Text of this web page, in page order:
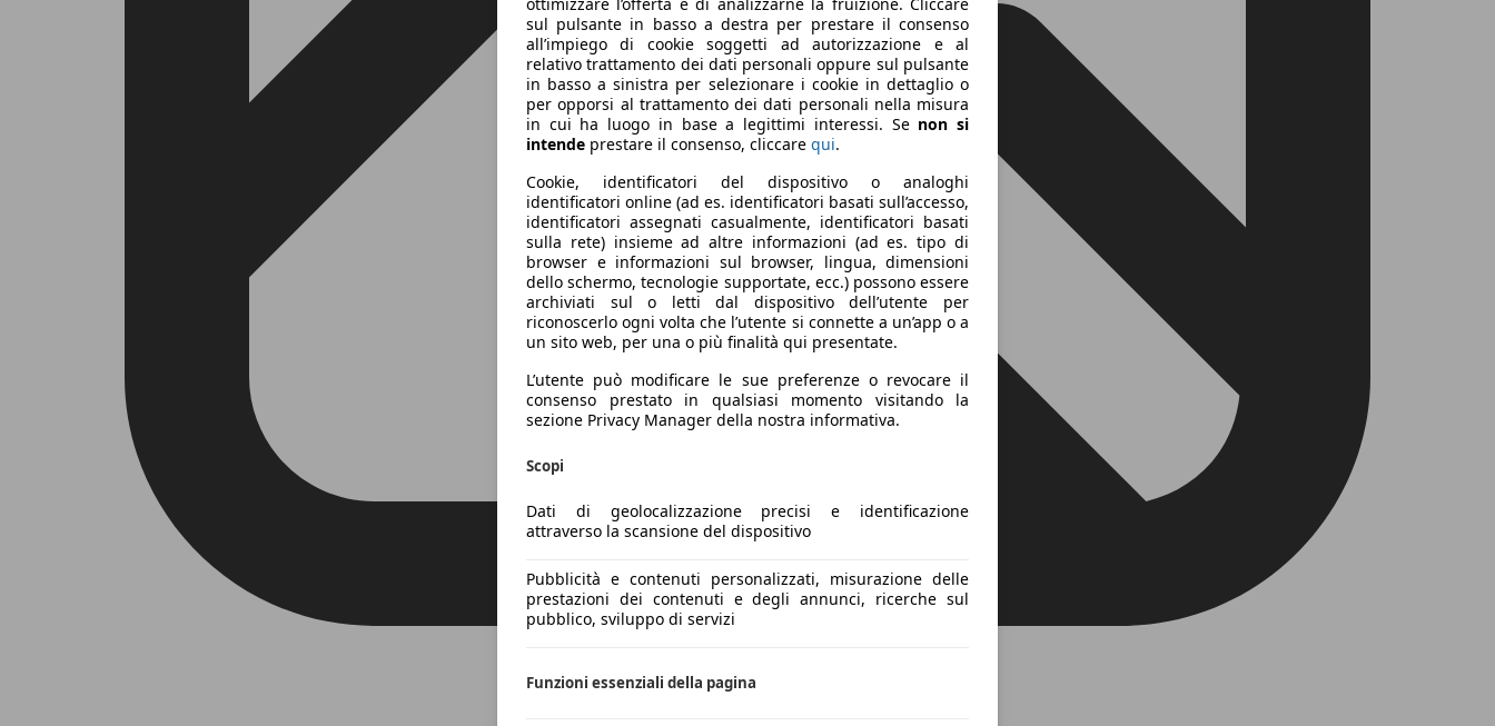
ottimizzare l’offerta e di analizzarne la fruizione. Cliccare
sul pulsante in basso a destra per prestare il consenso
all’impiego di cookie soggetti ad autorizzazione e al
relativo trattamento dei dati personali oppure sul pulsante
in basso a sinistra per selezionare i cookie in dettaglio o
per opporsi al trattamento dei dati personali nella misura
in cui ha luogo in base a legittimi interessi. Se non si
intende prestare il consenso, cliccare qui.
Cookie, identificatori del dispositivo o analoghi
identificatori online (ad es. identificatori basati sull’accesso,
identificatori assegnati casualmente, identificatori basati
sulla rete) insieme ad altre informazioni (ad es. tipo di
browser e informazioni sul browser, lingua, dimensioni
dello schermo, tecnologie supportate, ecc.) possono essere
archiviati sul o letti dal dispositivo dell’utente per
riconoscerlo ogni volta che l’utente si connette a un’app o a
un sito web, per una o più finalità qui presentate.
L’utente può modificare le sue preferenze o revocare il
consenso prestato in qualsiasi momento visitando la
sezione Privacy Manager della nostra informativa.
Scopi
Dati di geolocalizzazione precisi e identificazione
attraverso la scansione del dispositivo
Pubblicità e contenuti personalizzati, misurazione delle
prestazioni dei contenuti e degli annunci, ricerche sul
pubblico, sviluppo di servizi
Funzioni essenziali della pagina